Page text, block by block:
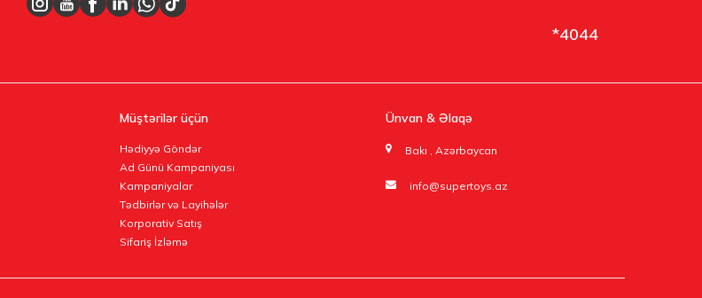
*4044
Müştərilər üçün
Hədiyyə Göndər
Ad Günü Kampaniyası
Kampaniyalar
Tədbirlər və Layihələr
Korporativ Satış
Sifariş İzləmə
Ünvan & Əlaqə
Bakı , Azərbaycan
info@supertoys.az